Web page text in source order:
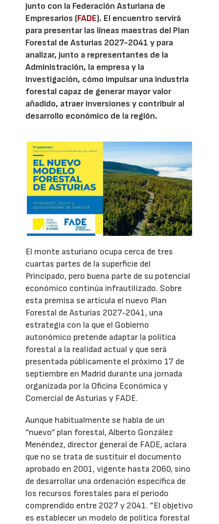
junto con la Federación Asturiana de
Empresarios (FADE). El encuentro servirá
para presentar las líneas maestras del Plan
Forestal de Asturias 2027-2041 y para
analizar, junto a representantes de la
Administración, la empresa y la
investigación, cómo impulsar una industria
forestal capaz de generar mayor valor
añadido, atraer inversiones y contribuir al
desarrollo económico de la región.
El monte asturiano ocupa cerca de tres
cuartas partes de la superficie del
Principado, pero buena parte de su potencial
económico continúa infrautilizado. Sobre
esta premisa se articula el nuevo Plan
Forestal de Asturias 2027-2041, una
estrategia con la que el Gobierno
autonómico pretende adaptar la política
forestal a la realidad actual y que será
presentada públicamente el próximo 17 de
septiembre en Madrid durante una jornada
organizada por la Oficina Económica y
Comercial de Asturias y FADE.
Aunque habitualmente se habla de un
“nuevo“ plan forestal, Alberto González
Menéndez, director general de FADE, aclara
que no se trata de sustituir el documento
aprobado en 2001, vigente hasta 2060, sino
de desarrollar una ordenación específica de
los recursos forestales para el periodo
comprendido entre 2027 y 2041. ”El objetivo
es establecer un modelo de política forestal